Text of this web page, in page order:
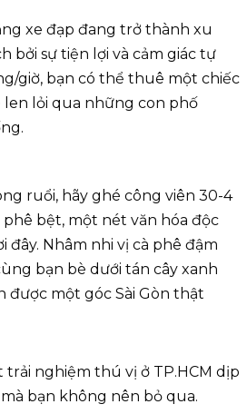
xe đạp đang trở thành xu
bởi sự tiện lợi và cảm giác tự
giờ, bạn có thể thuê một chiếc
len lỏi qua những con phố
ruổi, hãy ghé công viên 30-4
bệt, một nét văn hóa độc
đây. Nhâm nhi vị cà phê đậm
bạn bè dưới tán cây xanh
được một góc Sài Gòn thật
trải nghiệm thú vị ở TP.HCM dịp
bạn không nên bỏ qua.